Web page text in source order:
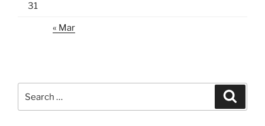
31
« Mar
for: